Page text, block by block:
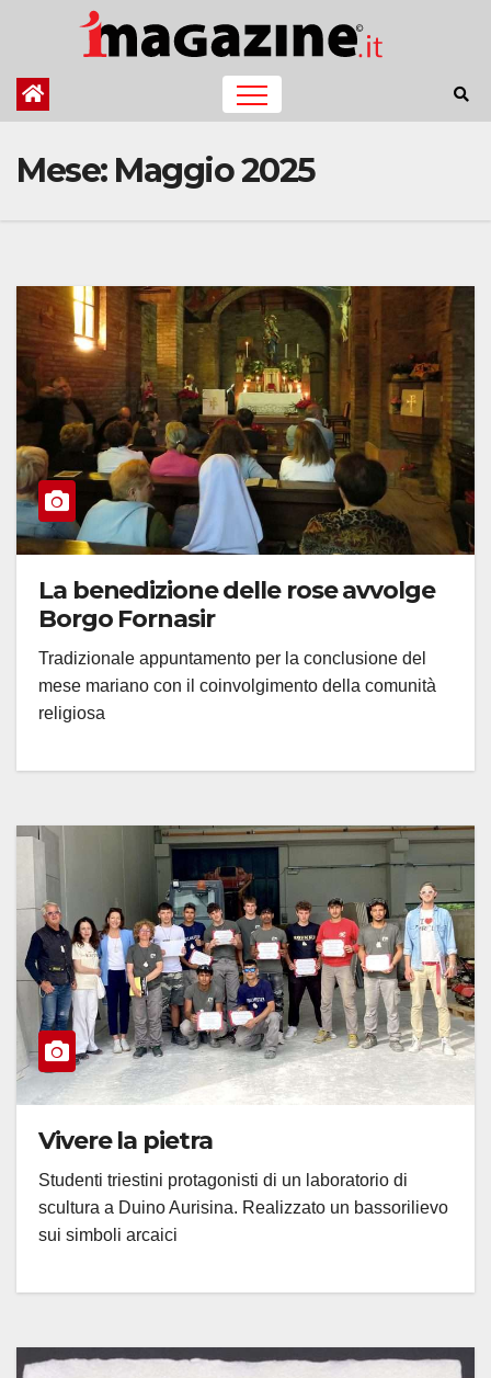
Mese: Maggio 2025
La benedizione delle rose avvolge
Borgo Fornasir
Tradizionale appuntamento per la conclusione del
mese mariano con il coinvolgimento della comunità
religiosa
Vivere la pietra
Studenti triestini protagonisti di un laboratorio di
scultura a Duino Aurisina. Realizzato un bassorilievo
sui simboli arcaici